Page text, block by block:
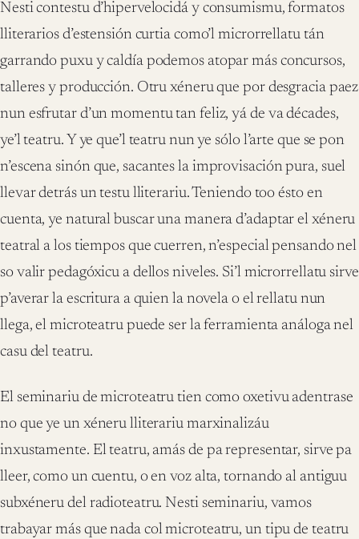
Nesti contestu d’hipervelocidá y consumismu, formatos
lliterarios d’estensión curtia como’l microrrellatu tán
garrando puxu y caldía podemos atopar más concursos,
talleres y producción. Otru xéneru que por desgracia paez
nun esfrutar d’un momentu tan feliz, yá de va décades,
ye’l teatru. Y ye que’l teatru nun ye sólo l’arte que se pon
n’escena sinón que, sacantes la improvisación pura, suel
llevar detrás un testu lliterariu. Teniendo too ésto en
cuenta, ye natural buscar una manera d’adaptar el xéneru
teatral a los tiempos que cuerren, n’especial pensando nel
so valir pedagóxicu a dellos niveles. Si’l microrrellatu sirve
p’averar la escritura a quien la novela o el rellatu nun
llega, el microteatru puede ser la ferramienta análoga nel
casu del teatru.
El seminariu de microteatru tien como oxetivu adentrase
no que ye un xéneru lliterariu marxinalizáu
inxustamente. El teatru, amás de pa representar, sirve pa
lleer, como un cuentu, o en voz alta, tornando al antiguu
subxéneru del radioteatru. Nesti seminariu, vamos
trabayar más que nada col microteatru, un tipu de teatru